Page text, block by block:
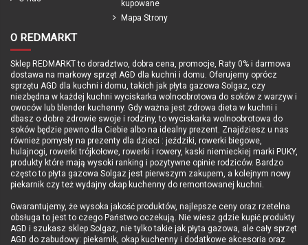
kupowane
Mapa Strony
O REDMARKT
Sklep REDMARKT to doradztwo, dobra cena, promocje, Raty 0% i darmowa
dostawa na markowy sprzęt AGD dla kuchni i domu. Oferujemy oprócz
sprzętu AGD dla kuchni i domu, takich jak płyta gazowa Solgaz, czy
niezbędna w każdej kuchni wyciskarka wolnoobrotowa do soków z warzyw i
owoców lub blender kuchenny. Gdy ważna jest zdrowa dieta w kuchni i
dbasz o dobre zdrowie swoje i rodziny, to wyciskarka wolnoobrotowa do
soków będzie pewno dla Ciebie albo na idealny prezent. Znajdziesz u nas
również pomysły na prezenty dla dzieci : jeździki, rowerki biegowe,
hulajnogi, rowerki trójkołowe, rowerki i rowery, kaski niemieckiej marki PUKY,
produkty które mają wysoki ranking i pozytywne opinie rodziców. Bardzo
często to płyta gazowa Solgaz jest pierwszym zakupem, a kolejnym nowy
piekarnik czy też wydajny okap kuchenny do remontowanej kuchni.
Gwarantujemy, że wysoka jakość produktów, najlepsze ceny oraz rzetelna
obsługa to jest to czego Państwo oczekują. Nie wiesz gdzie kupić produkty
AGD i szukasz sklep Solgaz, nie tylko takie jak płyta gazowa, ale cały sprzęt
AGD do zabudowy: piekarnik, okap kuchenny i dodatkowe akcesoria oraz